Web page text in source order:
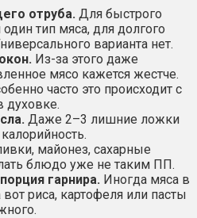
отруба. Для быстрого
тип мяса, для долгого
варианта нет.
Из-за этого даже
мясо кажется жестче.
часто это происходит с
духовке.
Даже 2–3 лишние ложки
майонез, сахарные
блюдо уже не таким ПП.
гарнира. Иногда мяса в
риса, картофеля или пасты